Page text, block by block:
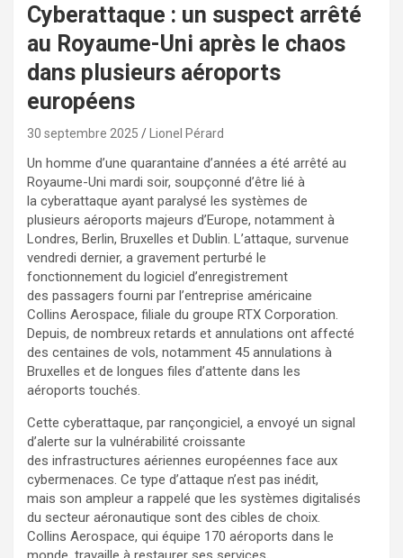
Cyberattaque : un suspect arrêté
au Royaume-Uni après le chaos
dans plusieurs aéroports
européens
30 septembre 2025 Lionel Pérard
Un homme d’une quarantaine d’années a été arrêté au
Royaume-Uni mardi soir, soupçonné d’être lié à
la cyberattaque ayant paralysé les systèmes de
plusieurs aéroports majeurs d’Europe, notamment à
Londres, Berlin, Bruxelles et Dublin. L’attaque, survenue
vendredi dernier, a gravement perturbé le
fonctionnement du logiciel d’enregistrement
des passagers fourni par l’entreprise américaine
Collins Aerospace, filiale du groupe RTX Corporation.
Depuis, de nombreux retards et annulations ont affecté
des centaines de vols, notamment 45 annulations à
Bruxelles et de longues files d’attente dans les
aéroports touchés.
Cette cyberattaque, par rançongiciel, a envoyé un signal
d’alerte sur la vulnérabilité croissante
des infrastructures aériennes européennes face aux
cybermenaces. Ce type d’attaque n’est pas inédit,
mais son ampleur a rappelé que les systèmes digitalisés
du secteur aéronautique sont des cibles de choix.
Collins Aerospace, qui équipe 170 aéroports dans le